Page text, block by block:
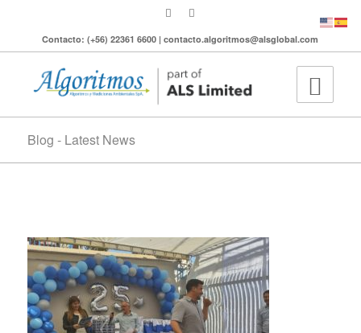
Contacto: (+56) 22361 6600 | contacto.algoritmos@alsglobal.com
Blog - Latest News